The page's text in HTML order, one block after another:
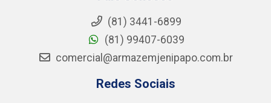
(81) 3441-6899
(81) 99407-6039
comercial@armazemjenipapo.com.br
Redes Sociais